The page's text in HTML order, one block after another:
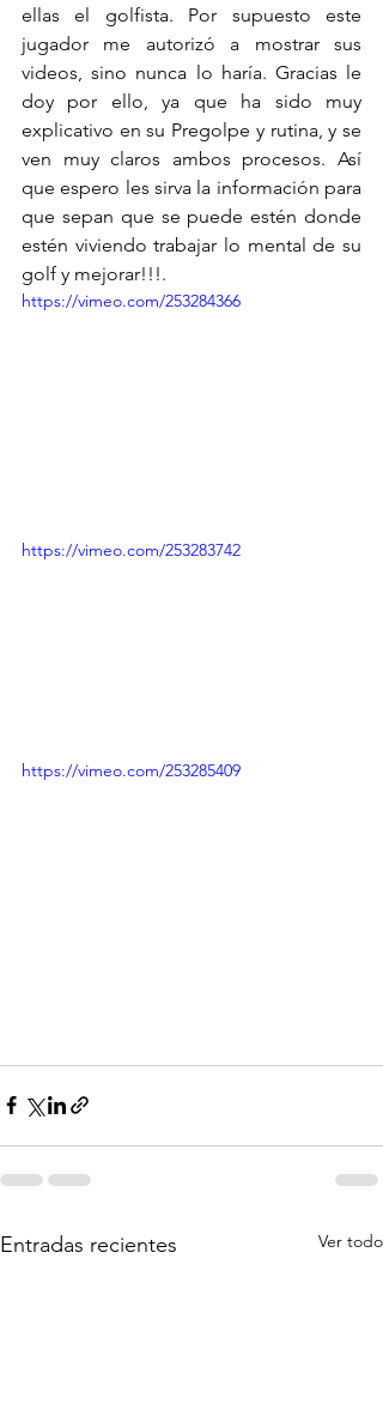
ellas el golfista. Por supuesto este
jugador me autorizó a mostrar sus
videos, sino nunca lo haría. Gracias le
doy por ello, ya que ha sido muy
explicativo en su Pregolpe y rutina, y se
ven muy claros ambos procesos. Así
que espero les sirva la información para
que sepan que se puede estén donde
estén viviendo trabajar lo mental de su
golf y mejorar!!!.
https://vimeo.com/253284366
https://vimeo.com/253283742
https://vimeo.com/253285409
Entradas recientes Ver todo